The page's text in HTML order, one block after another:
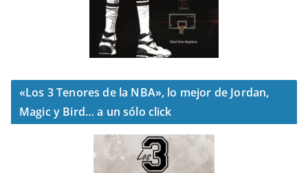
«Los 3 Tenores de la NBA», lo mejor de Jordan,
Magic y Bird… a un sólo click